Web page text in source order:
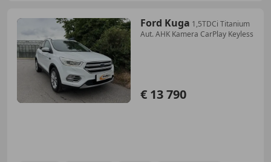
Ford Kuga 1,5TDCi Titanium
Aut. AHK Kamera CarPlay Keyless
€ 13 790